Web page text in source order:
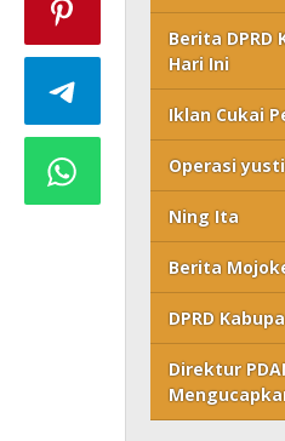
Berita
Hari Ini
Iklan Cukai
Operasi
Ning Ita
Berita
DPRD
Direktur